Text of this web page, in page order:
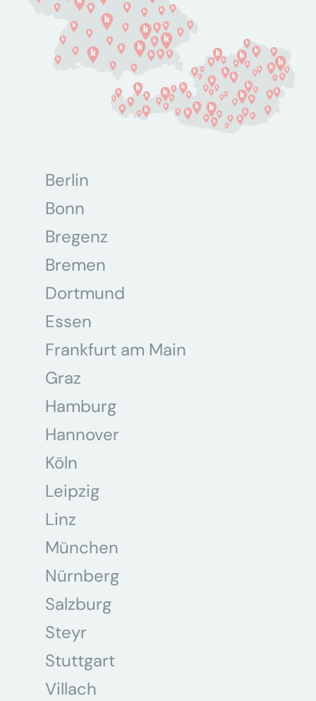
Berlin
Bonn
Bregenz
Bremen
Dortmund
Essen
Frankfurt am Main
Graz
Hamburg
Hannover
Köln
Leipzig
Linz
München
Nürnberg
Salzburg
Steyr
Stuttgart
Villach